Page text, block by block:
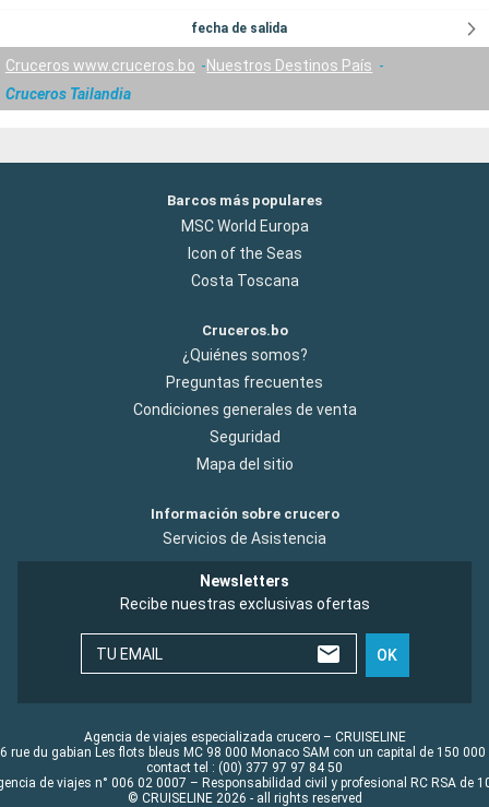
fecha de salida
Cruceros www.cruceros.bo
Nuestros Destinos País
Cruceros Tailandia
Barcos más populares
MSC World Europa
Icon of the Seas
Costa Toscana
Cruceros.bo
¿Quiénes somos?
Preguntas frecuentes
Condiciones generales de venta
Seguridad
Mapa del sitio
Información sobre crucero
Servicios de Asistencia
Newsletters
Recibe nuestras exclusivas ofertas
TU EMAIL OK
Agencia de viajes especializada crucero – CRUISELINE
rue du gabian Les flots bleus MC 98 000 Monaco SAM con un capital de 150 000
contact tel : (00) 377 97 97 84 50
de viajes n° 006 02 0007 – Responsabilidad civil y profesional RC RSA de
© CRUISELINE 2026 - all rights reserved